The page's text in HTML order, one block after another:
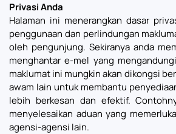
Privasi Anda
Halaman ini menerangkan dasar
penggunaan dan perlindungan
oleh pengunjung. Sekiranya anda
menghantar e-mel yang
maklumat ini mungkin akan dikongsi
awam lain untuk membantu
lebih berkesan dan efektif.
menyelesaikan aduan yang
agensi-agensi lain.